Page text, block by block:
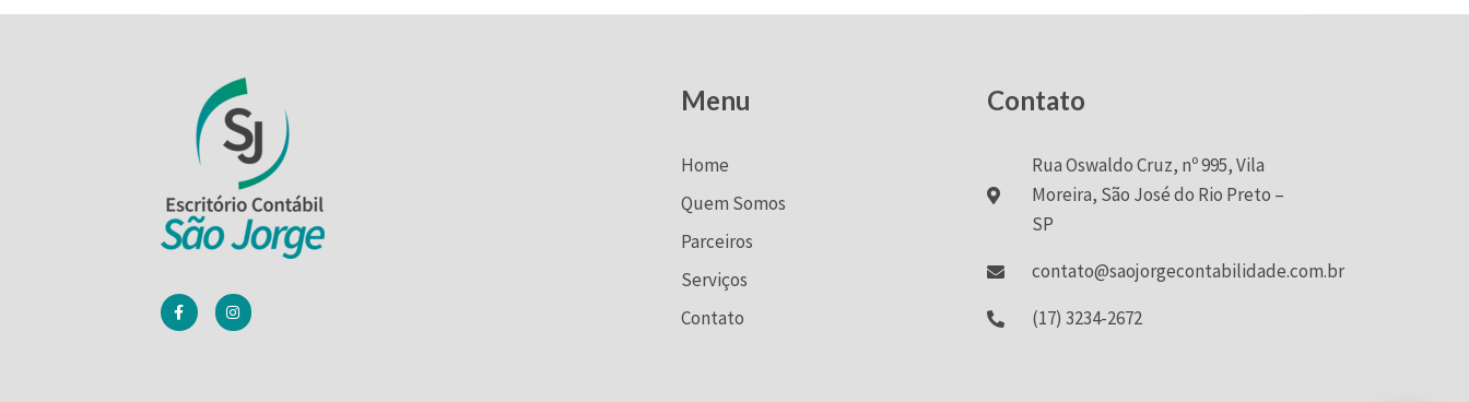
Menu
Home
Quem Somos
Parceiros
Serviços
Contato
Contato
Rua Oswaldo Cruz, nº 995, Vila
Moreira, São José do Rio Preto –
SP
contato@saojorgecontabilidade.com.br
(17) 3234-2672